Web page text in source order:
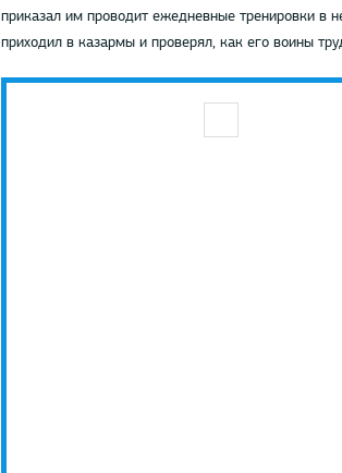
приказал им проводит ежедневные тренировки в
приходил в казармы и проверял, как его воины